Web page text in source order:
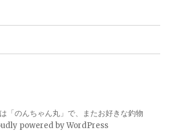
「のんちゃん丸」で、またお好きな釣物
powered by WordPress